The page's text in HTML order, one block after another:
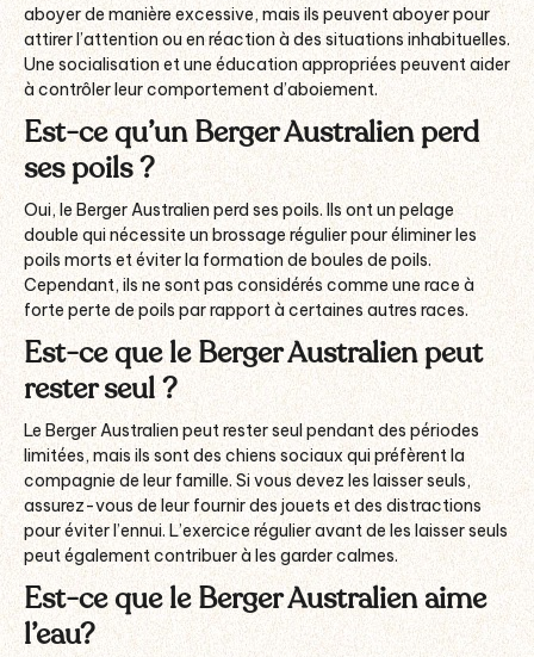
aboyer de manière excessive, mais ils peuvent aboyer pour
attirer l’attention ou en réaction à des situations inhabituelles.
Une socialisation et une éducation appropriées peuvent aider
à contrôler leur comportement d’aboiement.
Est-ce qu’un Berger Australien perd
ses poils ?
Oui, le Berger Australien perd ses poils. Ils ont un pelage
double qui nécessite un brossage régulier pour éliminer les
poils morts et éviter la formation de boules de poils.
Cependant, ils ne sont pas considérés comme une race à
forte perte de poils par rapport à certaines autres races.
Est-ce que le Berger Australien peut
rester seul ?
Le Berger Australien peut rester seul pendant des périodes
limitées, mais ils sont des chiens sociaux qui préfèrent la
compagnie de leur famille. Si vous devez les laisser seuls,
assurez-vous de leur fournir des jouets et des distractions
pour éviter l’ennui. L’exercice régulier avant de les laisser seuls
peut également contribuer à les garder calmes.
Est-ce que le Berger Australien aime
l’eau?